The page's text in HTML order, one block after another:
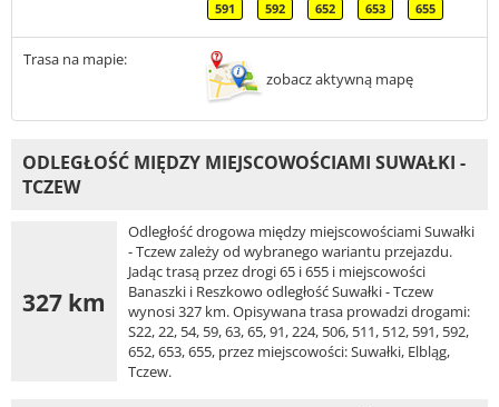
591 592 652 653 655
Trasa na mapie:
zobacz aktywną mapę
ODLEGŁOŚĆ MIĘDZY MIEJSCOWOŚCIAMI SUWAŁKI -
TCZEW
327 km
Odległość drogowa między miejscowościami Suwałki
- Tczew zależy od wybranego wariantu przejazdu.
Jadąc trasą przez drogi 65 i 655 i miejscowości
Banaszki i Reszkowo odległość Suwałki - Tczew
wynosi 327 km. Opisywana trasa prowadzi drogami:
S22, 22, 54, 59, 63, 65, 91, 224, 506, 511, 512, 591, 592,
652, 653, 655, przez miejscowości: Suwałki, Elbląg,
Tczew.